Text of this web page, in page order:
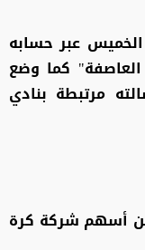
عبر حسابه
كما وضع
مرتبطة بنادي
على 70% من أسهم شركة كرة